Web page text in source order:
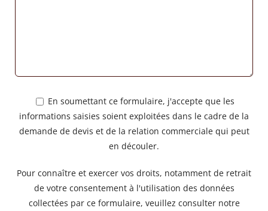
En soumettant ce formulaire, j'accepte que les
informations saisies soient exploitées dans le cadre de la
demande de devis et de la relation commerciale qui peut
en découler.
Pour connaître et exercer vos droits, notamment de retrait
de votre consentement à l'utilisation des données
collectées par ce formulaire, veuillez consulter notre